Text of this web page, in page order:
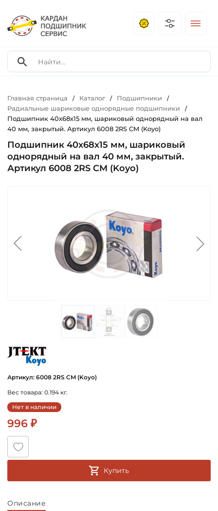
Главная страница / Каталог / Подшипники /
Радиальные шариковые однорядные подшипники /
Подшипник 40х68х15 мм, шариковый однорядный на вал
40 мм, закрытый. Артикул 6008 2RS CM (Koyo)
Подшипник 40х68х15 мм, шариковый
однорядный на вал 40 мм, закрытый.
Артикул 6008 2RS CM (Koyo)
Артикул: 6008 2RS CM (Koyo)
Вес товара: 0.194 кг.
Нет в наличии
996 ₽
Купить
Описание